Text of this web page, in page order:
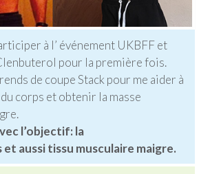
à l’ événement UKBFF et
pour la première fois.
de coupe Stack pour me aider à
corps et obtenir la masse
l’objectif: la
aussi tissu musculaire maigre.